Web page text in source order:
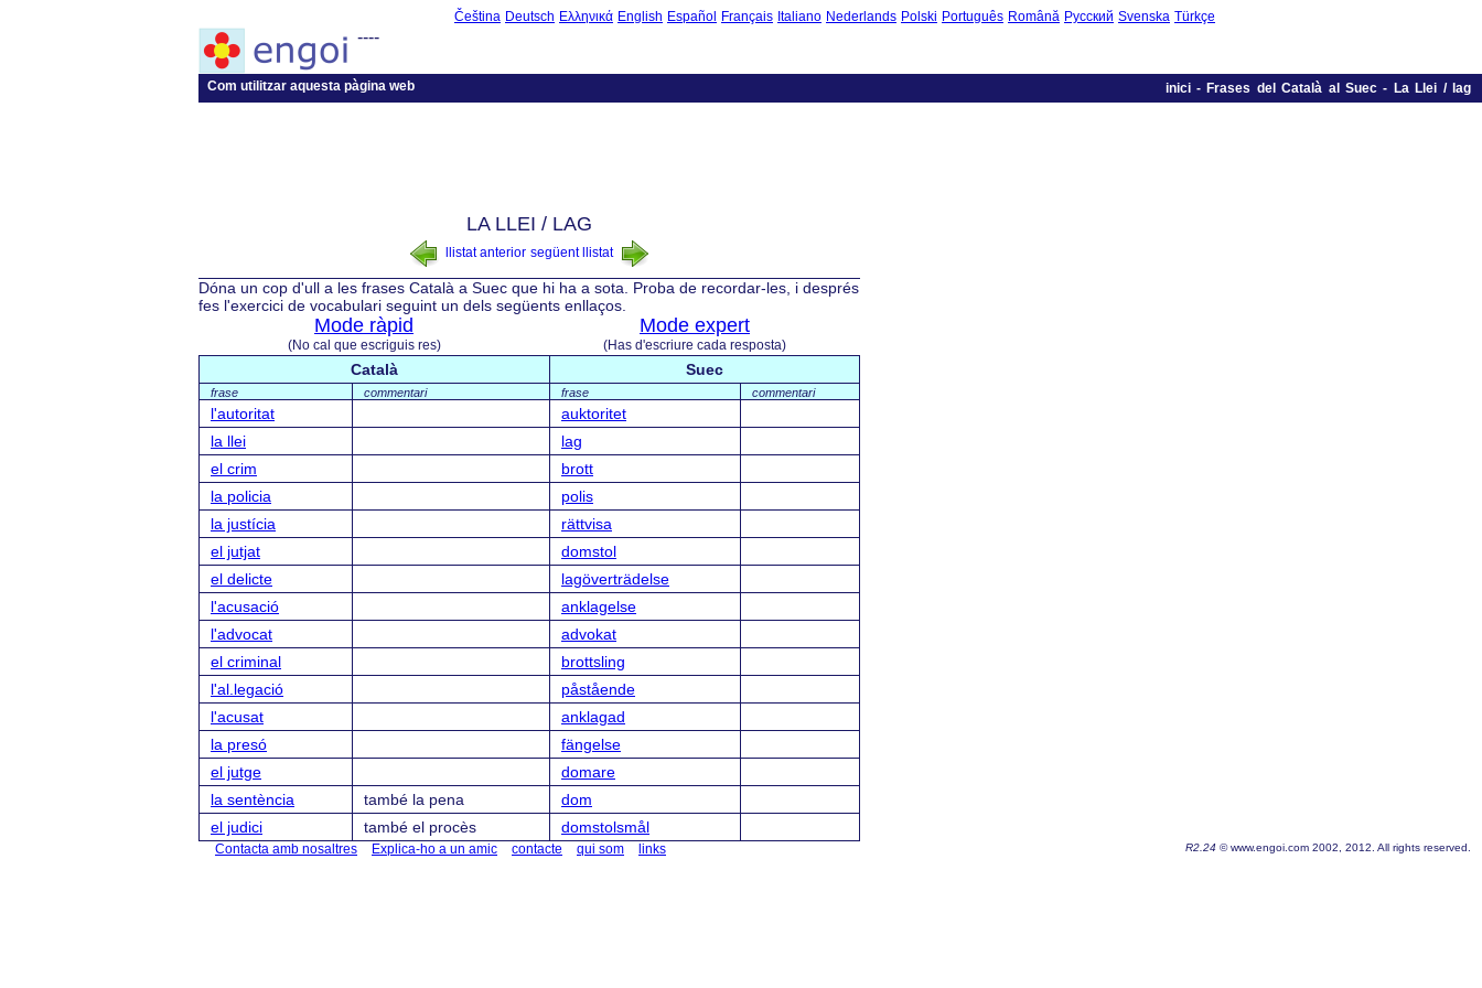
Čeština Deutsch Ελληνικά English Español Français Italiano Nederlands Polski Português Română Русский Svenska Türkçe
----
Com utilitzar aquesta pàgina web inici- Frases del Català al Suec- La Llei / lag
LA LLEI / LAG
llistat anterior següent llistat
Dóna un cop d'ull a les frases Català a Suec que hi ha a sota. Proba de recordar-les, i després
fes l'exercici de vocabulari seguint un dels següents enllaços.
Mode ràpid
(No cal que escriguis res)
Mode expert
(Has d'escriure cada resposta)
Català Suec
frase commentari frase commentari
l'autoritat
auktoritet
la llei
lag
el crim
brott
la policia
polis
la justícia
rättvisa
el jutjat
domstol
el delicte
lagöverträdelse
l'acusació
anklagelse
l'advocat
advokat
el criminal
brottsling
l'al.legació
påstående
l'acusat
anklagad
la presó
fängelse
el jutge
domare
la sentència
també la pena
dom
el judici
també el procès domstolsmål
Contacta amb nosaltres Explica-ho a un amic contacte qui som links R2.24 © www.engoi.com 2002, 2012. All rights reserved.